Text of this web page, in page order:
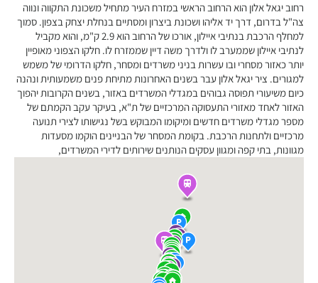
רחוב יגאל אלון הוא הרחוב הראשי במזרח העיר מתחיל משכונת התקווה ונווה
צה"ל בדרום, דרך יד אליהו ושכונת ביצרון ומסתיים בנחלת יצחק בצפון. סמוך
למחלף הרכבת בנתיבי איילון, אורכו של הרחוב הוא 2.9 ק"מ, והוא מקביל
לנתיבי איילון שממערב לו ולדרך משה דיין שממזרח לו. חלקו הצפוני מאופיין
יותר כאזור מסחרי ובו עשרות בניני משרדים ומסחר, חלקו הדרומי של משמש
למגורים. ציר יגאל אלון עבר בשנים האחרונות מתיחת פנים משמעותית ונהנה
כיום משיעורי תפוסה גבוהים במגדלי המשרדים באזור, בשנים הקרובות יהפוך
האזור לאחד מאזורי התעסוקה המרכזיים של ת"א, בעיקר עקב הקמתם של
מספר מגדלי משרדים חדשים ומיקומו המבוקש בשל נגישותו לצירי תנועה
מרכזיים ולתחנות הרכבת. בקומת המסחר של הבניינים הוקמו מסעדות
מגוונות, בתי קפה ומגוון עסקים הנותנים שירותים לדירי המשרדים,